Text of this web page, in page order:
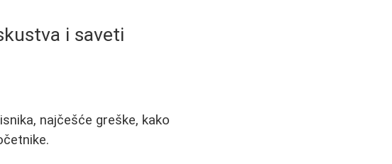
i saveti
najčešće greške, kako